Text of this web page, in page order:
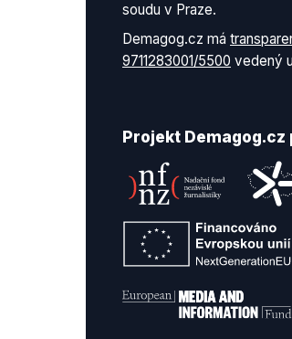
soudu v Praze.
Demagog.cz má
9711283001/5500 vedený
Projekt Demagog.cz